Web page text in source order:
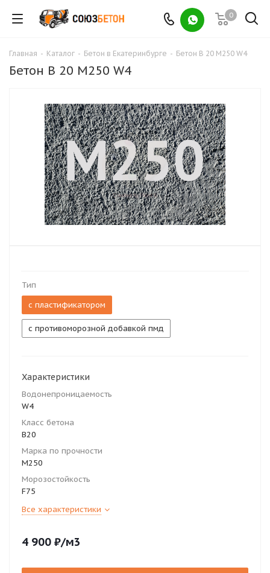
0
Главная - Каталог - Бетон в Екатеринбурге - Бетон B 20 М250 W4
Бетон B 20 М250 W4
Тип
с пластификатором
с противоморозной добавкой пмд
Характеристики
Водонепроницаемость
W4
Класс бетона
В20
Марка по прочности
М250
Морозостойкость
F75
Все характеристики
4 900 ₽/м3